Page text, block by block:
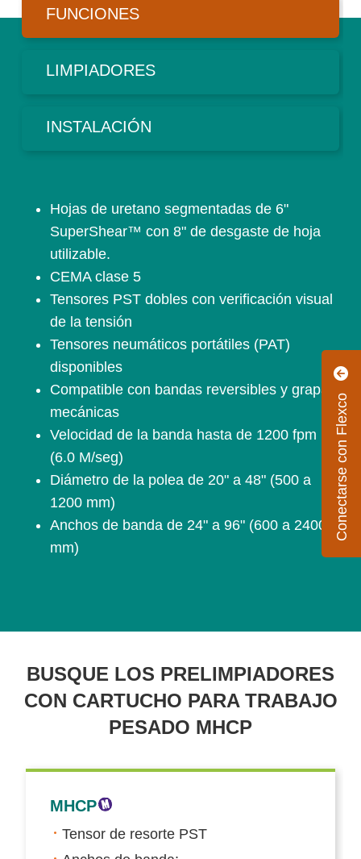
Conectarse con Flexco
FUNCIONES
LIMPIADORES
INSTALACIÓN
Hojas de uretano segmentadas de 6"
SuperShear™ con 8" de desgaste de hoja
utilizable.
CEMA clase 5
Tensores PST dobles con verificación visual
de la tensión
Tensores neumáticos portátiles (PAT)
disponibles
Compatible con bandas reversibles y grapas
mecánicas
Velocidad de la banda hasta de 1200 fpm
(6.0 M/seg)
Diámetro de la polea de 20" a 48" (500 a
1200 mm)
Anchos de banda de 24" a 96" (600 a 2400
mm)
BUSQUE LOS PRELIMPIADORES
CON CARTUCHO PARA TRABAJO
PESADO MHCP
MHCP
Tensor de resorte PST